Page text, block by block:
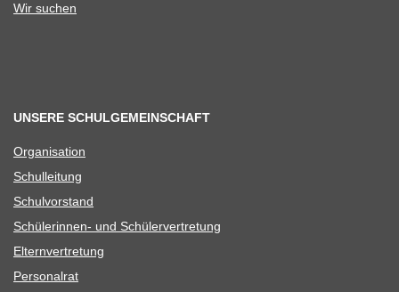
Wir suchen
UNSERE SCHULGEMEINSCHAFT
Orga­ni­sa­tion
Schul­lei­tung
Schul­vor­stand
Schü­le­rin­nen- und Schülervertretung
Eltern­ver­tre­tung
Per­so­nal­rat